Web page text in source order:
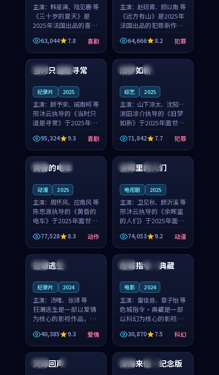
主演： 韩星澜、陆见鹿 等
《三十岁的夏天》是
2025年法国出品的喜剧
新作，主创团队希望用
深夜电台的故事让观众
停下来想一想。韩星澜
角色，山田纯一的叙事
63,044 7.8 喜剧
主演： 赵砚青、颜以南 等
《远方有山》是2025年
法国出品的犯罪新作，
主创团队希望用高校追
梦的故事让观众停下来
想一想。赵砚青领衔，
颜以南担任重要角色，
山田纯一的叙事节奏
64,666 8.2 犯罪
泰国 杜比
当时只道是寻常
纪录片 2025
主演： 顾予安、戚南柯 等
邢沐云执导的《当时只
道是寻常》于2025年面
世，泰国的城市气质与
母女情深的人物心境共
同构筑了影片基调。顾
予安、戚南柯用细腻的
表演撑起整部喜剧电
95,324 9.3 喜剧
中国 高分
旧梦如新
综艺 2025
主演： 山下凉太、沈知韵
等
滨田凉介执导的《旧梦
如新》于2025年面世，
中国台湾的城市气质与
异国相遇的人物心境共
同构筑了影片基调。山
下凉太、沈知韵用细腻
的表演撑起整部犯罪
71,842 7.7 犯罪
日本 4K
黄昏的电车
动漫 2025
主演： 周怀风、应南风 等
陈思源执导的《黄昏的
电车》于2025年面世，
日本的城市气质与渔村
故事的人物心境共同构
筑了影片基调。周怀
风、应南风用细腻的表
演撑起整部动作电影，
77,528 8.3 动作
泰国 完结
余晖里的人们
电视剧 2025
主演： 卫见秋、顾沂溪 等
邢沐云执导的《余晖里
的人们》于2025年面
世，泰国的城市气质与
小镇生活的人物心境共
同构筑了影片基调。卫
见秋、顾沂溪用细腻的
表演撑起整部动漫电
74,053 9.2 动漫
英国 热播
狂潮逃生
纪录片 2024
主演： 汤唯、张译 等
狂潮逃生是一部以爱情
为核心的影视作品，围
绕危机、反转与人物成
长展开，整体节奏紧
凑，值得推荐观看。
40,385 9.3 爱情
法国 完结
危城指令·典藏
电影 2024
主演： 雷佳音、章子怡 等
危城指令·典藏是一部
以科幻为核心的影视作
品，围绕危机、反转与
人物成长展开，整体节
奏紧凑，值得推荐观
看。
30,870 7.5 科幻
中国 4K
天际回声 泰国 高分
深海来信·纪念版